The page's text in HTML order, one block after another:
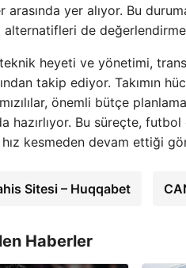
arasında yer alıyor. Bu
alternatifleri de
teknik heyeti ve yönetimi,
takip ediyor. Takımın
önemli bütçe
hazırlıyor. Bu süreçte,
kesmeden devam ettiği
Sitesi – Huqqabet
Haberler